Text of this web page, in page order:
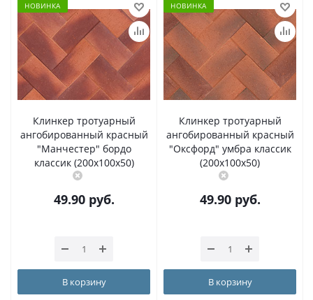
НОВИНКА
Клинкер тротуарный
ангобированный красный
"Манчестер" бордо
классик (200x100x50)
49.90руб.
В корзину
НОВИНКА
Клинкер тротуарный
ангобированный красный
"Оксфорд" умбра классик
(200x100x50)
49.90руб.
В корзину